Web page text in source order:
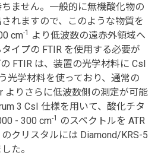
ません。一般的に無機酸化物の
れますので、このような物質を
cm-1
より低波数の遠赤外領域へ
イプの FTIR を使用する必要が
FTIR は、装置の光学材料に CsI
光学材料を使っており、通常の
よりさらに低波数側の測定が可能
3 CsI 仕様を用いて、酸化チタ
- 300 cm-1
のスペクトルを ATR
クリスタルには Diamond/KRS-5
た。